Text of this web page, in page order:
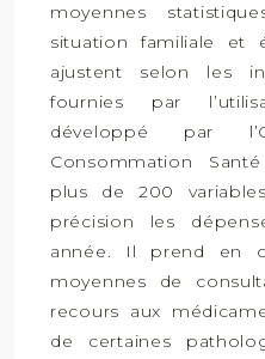
moyennes
situation familiale et
ajustent selon les
fournies par
développé par
Consommation
plus de 200
précision les
année. Il prend en
moyennes de
recours aux
de certaines